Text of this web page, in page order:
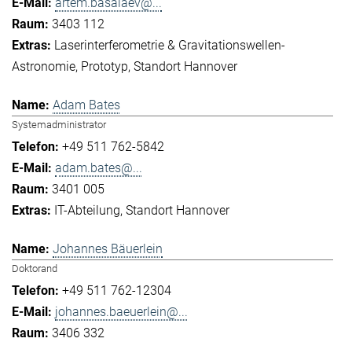
3403 112
Laserinterferometrie & Gravitationswellen-
Astronomie Prototyp Standort Hannover
Adam Bates
Systemadministrator
+49 511 762-5842
adam.bates@...
3401 005
IT-Abteilung Standort Hannover
Johannes Bäuerlein
Doktorand
+49 511 762-12304
johannes.baeuerlein@...
3406 332